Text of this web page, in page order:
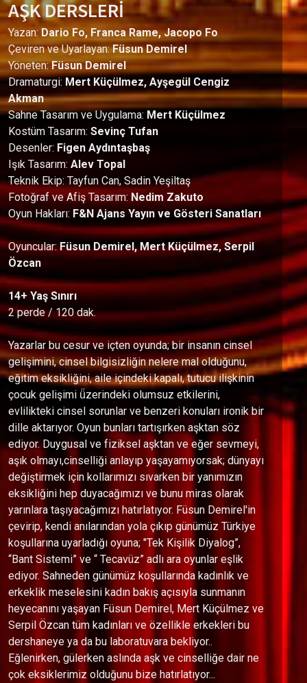
AŞK DERSLERİ
Yazan: Dario Fo, Franca Rame, Jacopo Fo
Çeviren ve Uyarlayan:Füsun Demirel
Yöneten:Füsun Demirel
Dramaturgi: Mert Küçülmez, Ayşegül Cengiz
Akman
Sahne Tasarım ve Uygulama: Mert Küçülmez
Kostüm Tasarım: Sevinç Tufan
Desenler: Figen Aydıntaşbaş
Işık Tasarım: Alev Topal
Teknik Ekip: Tayfun Can, Sadin Yeşiltaş
Fotoğraf ve Afiş Tasarım: Nedim Zakuto
Oyun Hakları: F&N Ajans Yayın ve Gösteri Sanatları
Oyuncular:Füsun Demirel, Mert Küçülmez, Serpil
Özcan
14+ Yaş Sınırı
2 perde / 120 dak.
Yazarlar bu cesur ve içten oyunda; bir insanın cinsel
gelişimini, cinsel bilgisizliğin nelere mal olduğunu,
eğitim eksikliğini, aile içindeki kapalı, tutucu ilişkinin
çocuk gelişimi ü̈zerindeki olumsuz etkilerini,
evlilikteki cinsel sorunlar ve benzeri konuları ironik bir
dille aktarıyor. Oyun bunları tartışırken aşktan söz
ediyor. Duygusal ve fiziksel aşktan ve eğer sevmeyi,
aşık olmayı,cinselliği anlayıp yaşayamıyorsak; dünyayı
değiştirmek için kollarımızı sıvarken bir yanımızın
eksikliğini hep duyacağımızı ve bunu miras olarak
yarınlara taşıyacağımızı hatırlatıyor. Füsun Demirel'in
çevirip, kendi anılarından yola çıkıp günümüz Türkiye
koşullarına uyarladığı oyuna; "Tek Kişilik Diyalog”,
“Bant Sistemi” ve “ Tecavüz” adlı ara oyunlar eşlik
ediyor. Sahneden günümüz koşullarında kadınlık ve
erkeklik meselesini kadın bakış açısıyla sunmanın
heyecanını yaşayan Füsun Demirel, Mert Küçülmez ve
Serpil Özcan tüm kadınları ve özellikle erkekleri bu
dershaneye ya da bu laboratuvara bekliyor..
Eğlenirken, gülerken aslında aşk ve cinselliğe dair ne
çok eksiklerimiz olduğunu bize hatırlatıyor...